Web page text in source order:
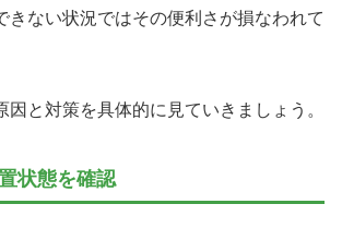
きない状況ではその便利さが損なわれて
因と対策を具体的に見ていきましょう。
状態を確認